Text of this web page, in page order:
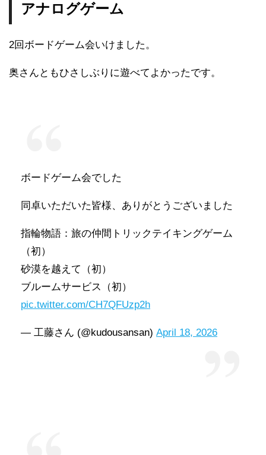
アナログゲーム
2回ボードゲーム会いけました。
奥さんともひさしぶりに遊べてよかったです。
ボードゲーム会でした
同卓いただいた皆様、ありがとうございました
指輪物語：旅の仲間トリックテイキングゲーム
（初）
砂漠を越えて（初）
ブルームサービス（初）
pic.twitter.com/CH7QFUzp2h
— 工藤さん (@kudousansan) April 18, 2026